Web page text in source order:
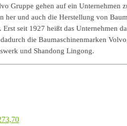
Gruppe gehen auf ein Unternehmen
her und auch die Herstellung von
seit 1927 heißt das Unternehmen
die Baumaschinenmarken
und Shandong Lingong.